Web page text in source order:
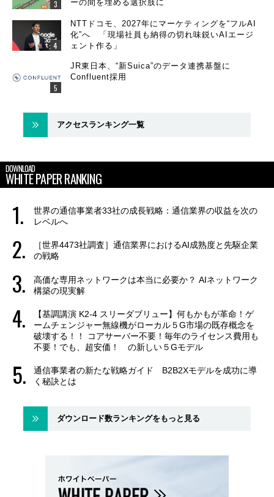
ーの間を埋める選択肢に
NTTドコモ、2027年にマーケティングを“フルAI
化”へ 「現場社員も納得の切れ味鋭いAIエージ
ェント作る」
JR東日本、“新Suica”のデータ連携基盤に
Confluent採用
アクセスランキング一覧
DOWNLOAD
WHITE PAPER RANKING
世界の通信事業者33社の成長戦略：通信業界の収益を次の
レベルへ
［世界4473社調査］通信業界におけるAI成熟度と先駆企業
の戦略
高価な専用ネットワークは本当に必要か？ AIネットワーク
構築の現実解
【基調講演 K2-4 スリーダブリュー】何もかもが革命！ゲ
ームチェンジャー無線機がローカル５G市場の既存概念を
破壊する！！ コアサーバー不要！毎年のライセンス費用も
不要！でも、超安価！ の新しい５Gモデル
通信事業者の新たな戦略ガイド B2B2Xモデルを成功に導
く秘訣とは
ダウンロード数ランキングをもっと見る